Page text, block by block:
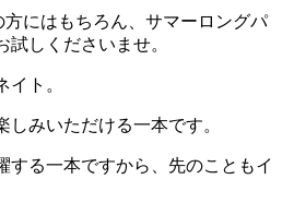
にはもちろん、サマーロングパ
試しくださいませ。
ト。
みいただける一本です。
する一本ですから、先のこともイ